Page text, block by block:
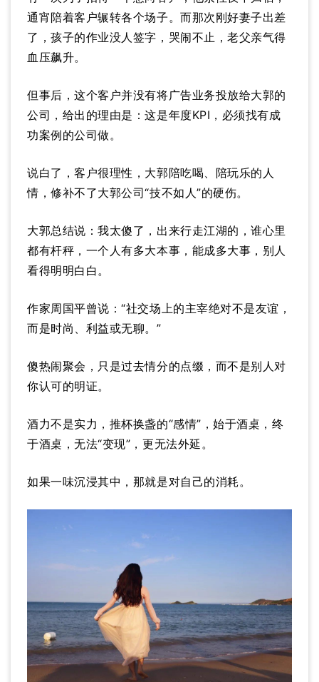
通宵陪着客户辗转各个场子。而那次刚好妻子出差
了，孩子的作业没人签字，哭闹不止，老父亲气得
血压飙升。
但事后，这个客户并没有将广告业务投放给大郭的
公司，给出的理由是：这是年度KPI，必须找有成
功案例的公司做。
说白了，客户很理性，大郭陪吃喝、陪玩乐的人
情，修补不了大郭公司“技不如人”的硬伤。
大郭总结说：我太傻了，出来行走江湖的，谁心里
都有杆秤，一个人有多大本事，能成多大事，别人
看得明明白白。
作家周国平曾说：“社交场上的主宰绝对不是友谊，
而是时尚、利益或无聊。”
傻热闹聚会，只是过去情分的点缀，而不是别人对
你认可的明证。
酒力不是实力，推杯换盏的“感情”，始于酒桌，终
于酒桌，无法“变现”，更无法外延。
如果一味沉浸其中，那就是对自己的消耗。